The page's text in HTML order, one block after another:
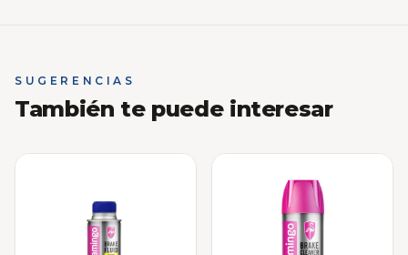
SUGERENCIAS
También te puede interesar